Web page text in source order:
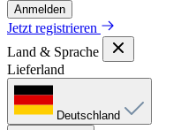
Anmelden
Jetzt registrieren
Land & Sprache
Lieferland
Deutschland